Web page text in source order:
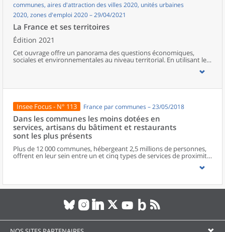
communes, aires d'attraction des villes 2020, unités urbaines
2020, zones d'emploi 2020 – 29/04/2021
La France et ses territoires
Édition 2021
Cet ouvrage offre un panorama des questions économiques,
sociales et environnementales au niveau territorial. En utilisant les
disparités géographiques en France, sur les forces et faiblesses des
population.
Insee Focus - N° 113 France par communes – 23/05/2018
Dans les communes les moins dotées en
services, artisans du bâtiment et restaurants
sont les plus présents
Plus de 12 000 communes, hébergeant 2,5 millions de personnes,
offrent en leur sein entre un et cinq types de services de proximité.
Dans ces communes, les artisans et les restaurants sont les plus
boulangeries ou les supérettes, n’apparaissent de façon
significative que dans les communes offrant au moins dix types de
services de proximité. Quant aux services médicaux, ils sont situés
dans des communes bénéficiant d’un nombre d’équipements
encore plus large. Aux communes qui possèdent au moins un
service de proximité, s’ajoutent 1 888 communes qui n’en